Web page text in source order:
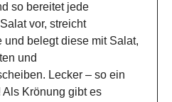
so bereitet jede
vor, streicht
und belegt diese mit Salat,
und
Lecker – so ein
Als Krönung gibt es